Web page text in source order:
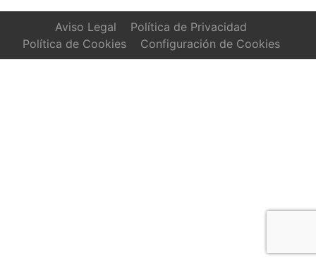
Aviso Legal
Política de Privacidad
Política de Cookies
Configuración de Cookies